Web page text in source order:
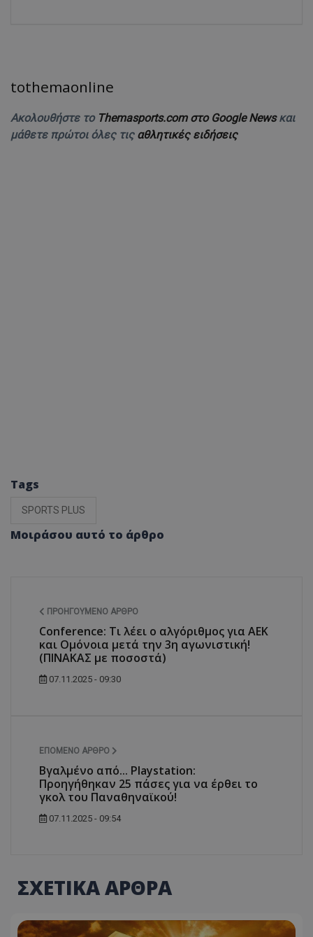
tothemaonline
Ακολουθήστε το Themasports.com στο Google Newsκαι
μάθετε πρώτοι όλες τις αθλητικές ειδήσεις
Tags
SPORTS PLUS
Μοιράσου αυτό το άρθρο
ΠΡΟΗΓΟΎΜΕΝΟ ΆΡΘΡΟ
Conference: Τι λέει ο αλγόριθμος για ΑΕΚ
και Ομόνοια μετά την 3η αγωνιστική!
(ΠΙΝΑΚΑΣ με ποσοστά)
07.11.2025 - 09:30
ΕΠΌΜΕΝΟ ΆΡΘΡΟ
Βγαλμένο από... Playstation:
Προηγήθηκαν 25 πάσες για να έρθει το
γκολ του Παναθηναϊκού!
07.11.2025 - 09:54
ΣΧΕΤΙΚΑ ΑΡΘΡΑ